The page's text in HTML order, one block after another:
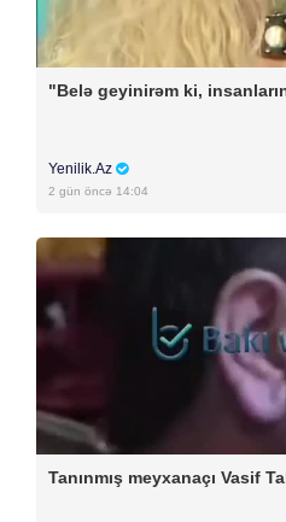
"Belə geyinirəm ki,
Yenilik.Az
2 gün öncə 14:04
Tanınmış meyxanaçı Vasif